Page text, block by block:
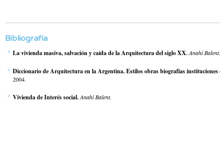
Bibliografía
La vivienda masiva, salvación y caída de la Arquitectura del siglo XX.Anahí Balent.
Diccionario de Arquitectura en la Argentina. Estilos obras biografías instituciones
2004.
Vivienda de Interés social.Anahí Balent.